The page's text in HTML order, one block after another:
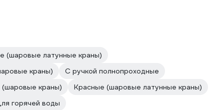
(шаровые латунные краны)
краны)
С ручкой полнопроходные
краны)
Красные (шаровые латунные краны)
горячей воды